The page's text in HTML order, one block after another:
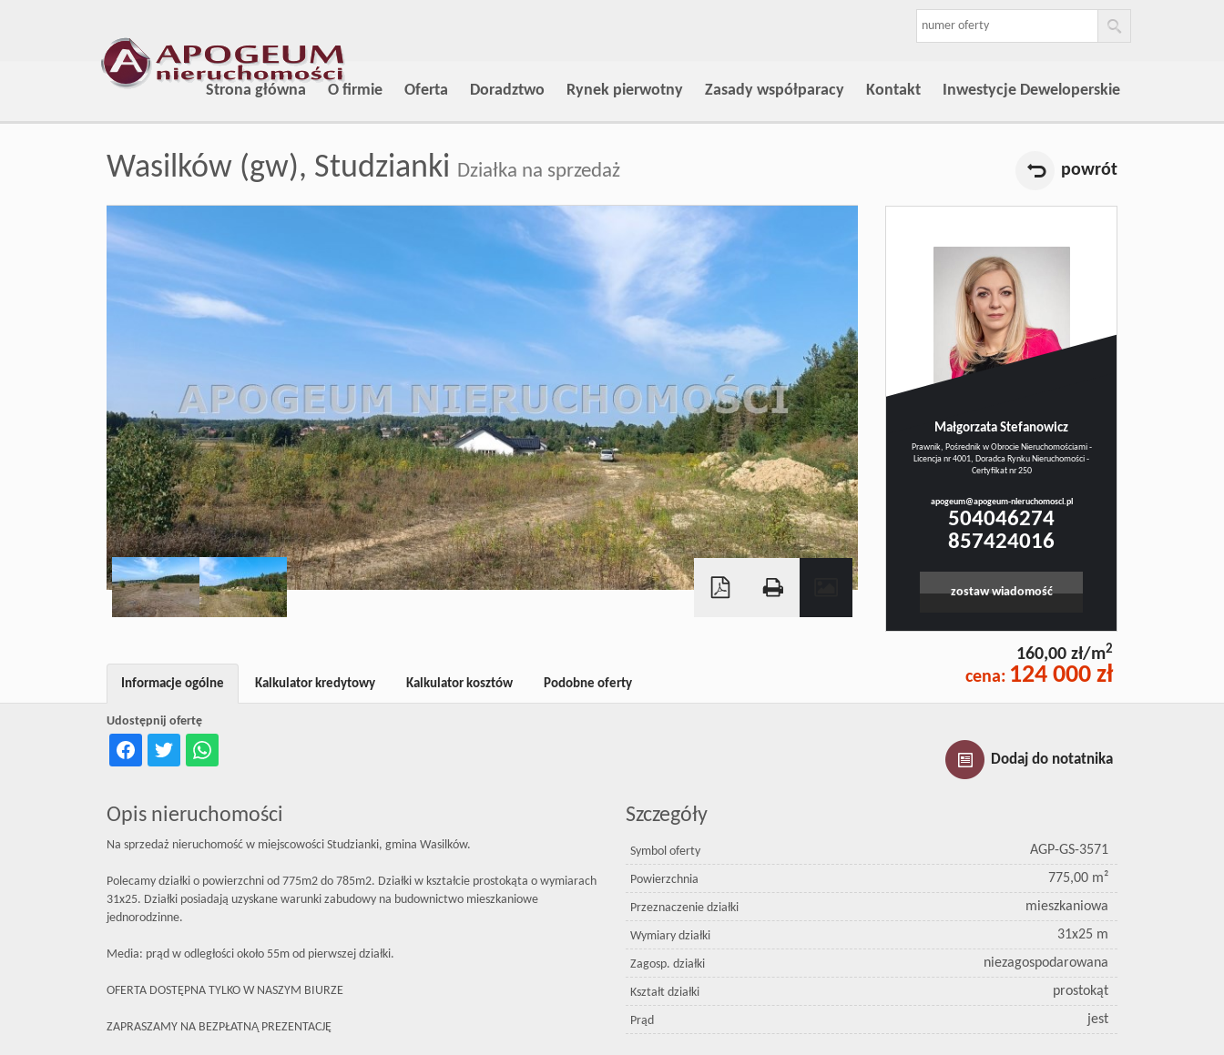
Strona główna O firmie Oferta Doradztwo Rynek pierwotny Zasady współparacy Kontakt Inwestycje Deweloperskie
Wasilków (gw), Studzianki Działka na sprzedaż powrót
Małgorzata Stefanowicz
Prawnik, Pośrednik w Obrocie Nieruchomościami -
Licencja nr 4001, Doradca Rynku Nieruchomości -
Certyfikat nr 250
apogeum@apogeum-nieruchomosci.pl
504046274
857424016
zostaw wiadomość
160,00 zł/m2
cena: 124 000 zł
Dodaj do notatnika
Udostępnij ofertę
Informacje ogólne Kalkulator kredytowy Kalkulator kosztów Podobne oferty
Opis nieruchomości
Na sprzedaż nieruchomość w miejscowości Studzianki, gmina Wasilków.
Polecamy działki o powierzchni od 775m2 do 785m2. Działki w kształcie prostokąta o wymiarach
31x25. Działki posiadają uzyskane warunki zabudowy na budownictwo mieszkaniowe
jednorodzinne.
Media: prąd w odległości około 55m od pierwszej działki.
OFERTA DOSTĘPNA TYLKO W NASZYM BIURZE
ZAPRASZAMY NA BEZPŁATNĄ PREZENTACJĘ
Szczegóły
Symbol oferty AGP-GS-3571
Powierzchnia 775,00 m²
Przeznaczenie działki mieszkaniowa
Wymiary działki 31x25 m
Zagosp. działki niezagospodarowana
Kształt działki prostokąt
Prąd jest